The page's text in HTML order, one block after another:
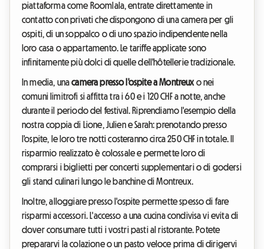
piattaforma come Roomlala, entrate direttamente in
contatto con privati che dispongono di una camera per gli
ospiti, di un soppalco o di uno spazio indipendente nella
loro casa o appartamento. Le tariffe applicate sono
infinitamente più dolci di quelle dell'hôtellerie tradizionale.
In media, unacamera presso l'ospite a Montreuxo nei
comuni limitrofi si affitta tra i 60 e i 120 CHF a notte, anche
durante il periodo del festival. Riprendiamo l'esempio della
nostra coppia di Lione, Julien e Sarah: prenotando presso
l'ospite, le loro tre notti costeranno circa 250 CHF in totale. Il
risparmio realizzato è colossale e permette loro di
comprarsi i biglietti per concerti supplementari o di godersi
gli stand culinari lungo le banchine di Montreux.
Inoltre, alloggiare presso l'ospite permette spesso di fare
risparmi accessori. L'accesso a una cucina condivisa vi evita di
dover consumare tutti i vostri pasti al ristorante. Potete
prepararvi la colazione o un pasto veloce prima di dirigervi